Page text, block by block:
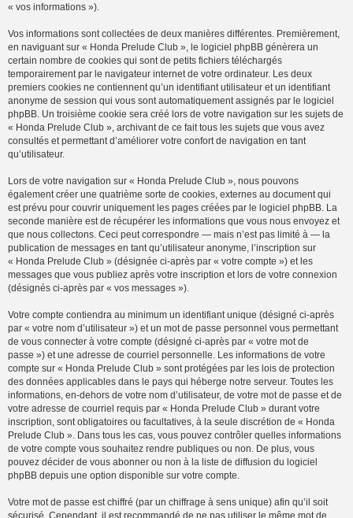
« vos informations »).
Vos informations sont collectées de deux manières différentes. Premièrement,
en naviguant sur « Honda Prelude Club », le logiciel phpBB génèrera un
certain nombre de cookies qui sont de petits fichiers téléchargés
temporairement par le navigateur internet de votre ordinateur. Les deux
premiers cookies ne contiennent qu’un identifiant utilisateur et un identifiant
anonyme de session qui vous sont automatiquement assignés par le logiciel
phpBB. Un troisième cookie sera créé lors de votre navigation sur les sujets de
« Honda Prelude Club », archivant de ce fait tous les sujets que vous avez
consultés et permettant d’améliorer votre confort de navigation en tant
qu’utilisateur.
Lors de votre navigation sur « Honda Prelude Club », nous pouvons
également créer une quatrième sorte de cookies, externes au document qui
est prévu pour couvrir uniquement les pages créées par le logiciel phpBB. La
seconde manière est de récupérer les informations que vous nous envoyez et
que nous collectons. Ceci peut correspondre — mais n’est pas limité à — la
publication de messages en tant qu’utilisateur anonyme, l’inscription sur
« Honda Prelude Club » (désignée ci-après par « votre compte ») et les
messages que vous publiez après votre inscription et lors de votre connexion
(désignés ci-après par « vos messages »).
Votre compte contiendra au minimum un identifiant unique (désigné ci-après
par « votre nom d’utilisateur ») et un mot de passe personnel vous permettant
de vous connecter à votre compte (désigné ci-après par « votre mot de
passe ») et une adresse de courriel personnelle. Les informations de votre
compte sur « Honda Prelude Club » sont protégées par les lois de protection
des données applicables dans le pays qui héberge notre serveur. Toutes les
informations, en-dehors de votre nom d’utilisateur, de votre mot de passe et de
votre adresse de courriel requis par « Honda Prelude Club » durant votre
inscription, sont obligatoires ou facultatives, à la seule discrétion de « Honda
Prelude Club ». Dans tous les cas, vous pouvez contrôler quelles informations
de votre compte vous souhaitez rendre publiques ou non. De plus, vous
pouvez décider de vous abonner ou non à la liste de diffusion du logiciel
phpBB depuis une option disponible sur votre compte.
Votre mot de passe est chiffré (par un chiffrage à sens unique) afin qu’il soit
sécurisé. Cependant, il est recommandé de ne pas utiliser le même mot de